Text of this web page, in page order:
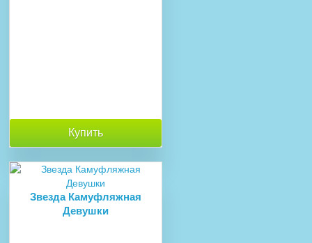
Купить
Звезда Камуфляжная
Девушки